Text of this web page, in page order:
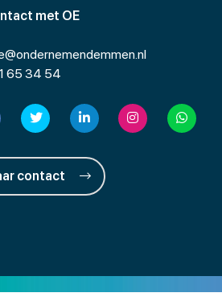
met OE
65 34 54
contact